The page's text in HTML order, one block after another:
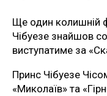
Ще один колишній
Чібуезе знайшов
виступатиме за
Принс Чібуезе
«Миколаїв» та